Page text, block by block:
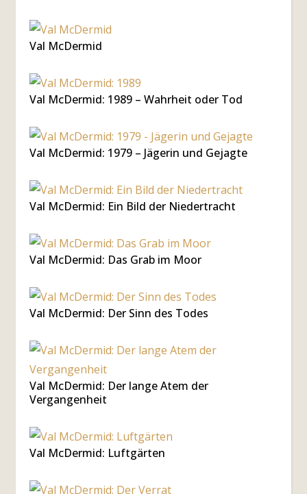
Val McDermid
Val McDermid: 1989 – Wahrheit oder Tod
Val McDermid: 1979 – Jägerin und Gejagte
Val McDermid: Ein Bild der Niedertracht
Val McDermid: Das Grab im Moor
Val McDermid: Der Sinn des Todes
Val McDermid: Der lange Atem der
Vergangenheit
Val McDermid: Luftgärten